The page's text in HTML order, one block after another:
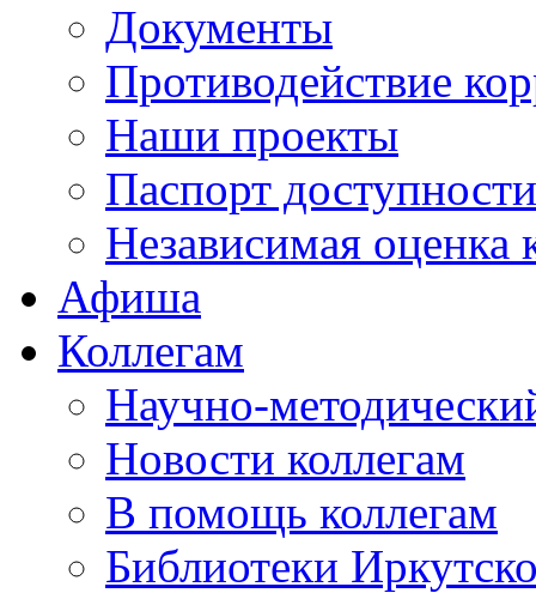
Документы
Противодействие
Наши проекты
Паспорт доступности
Независимая оценка
Афиша
Коллегам
Научно-
Новости коллегам
В помощь коллегам
Библиотеки